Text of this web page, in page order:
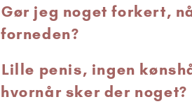
Gør jeg noget forkert,
forneden?
Lille penis, ingen
hvornår sker der noget?